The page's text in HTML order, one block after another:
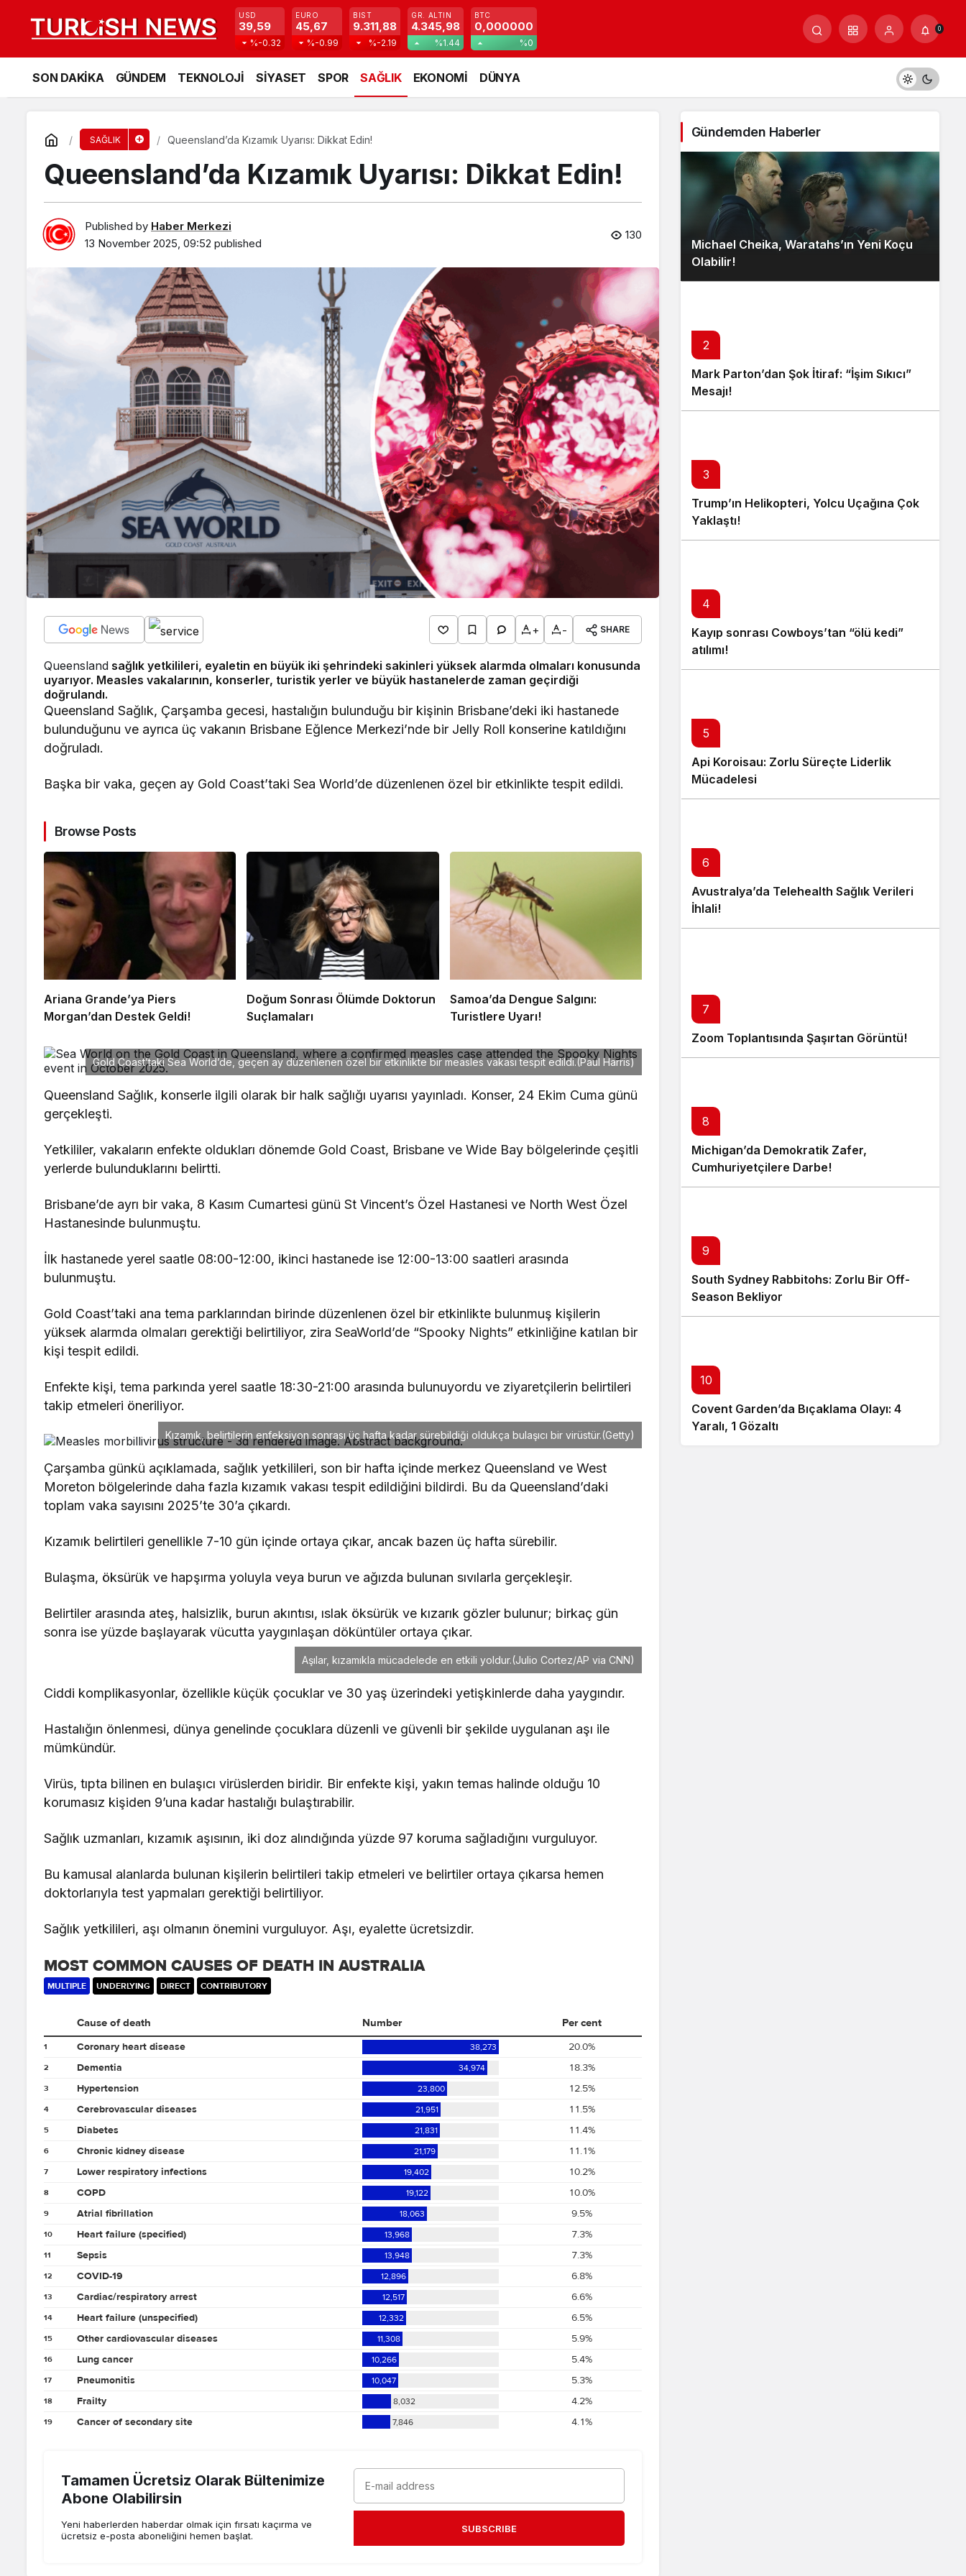
USD
39,59
%-0.32
EURO
45,67
%-0.99
BIST
9.311,88
%-2.19
GR. ALTIN
4.345,98
%1.44
BTC
0,000000
%0
0
SON DAKİKA GÜNDEM TEKNOLOJİ SİYASET SPOR SAĞLIK EKONOMİ DÜNYA
SAĞLIK Queensland’da Kızamık Uyarısı: Dikkat Edin!
Queensland’da Kızamık Uyarısı: Dikkat Edin!
Published by Haber Merkezi
13 November 2025, 09:52 published
130
+ - SHARE
Queensland sağlık yetkilileri, eyaletin en büyük iki şehrindeki sakinleri yüksek alarmda olmaları konusunda
uyarıyor. Measles vakalarının, konserler, turistik yerler ve büyük hastanelerde zaman geçirdiği
doğrulandı.
Queensland Sağlık, Çarşamba gecesi, hastalığın bulunduğu bir kişinin Brisbane’deki iki hastanede
bulunduğunu ve ayrıca üç vakanın Brisbane Eğlence Merkezi’nde bir Jelly Roll konserine katıldığını
doğruladı.
Başka bir vaka, geçen ay Gold Coast’taki Sea World’de düzenlenen özel bir etkinlikte tespit edildi.
Browse Posts
Ariana Grande’ya Piers
Morgan’dan Destek Geldi!
Doğum Sonrası Ölümde Doktorun
Suçlamaları
Samoa’da Dengue Salgını:
Turistlere Uyarı!
Gold Coast’taki Sea World’de, geçen ay düzenlenen özel bir etkinlikte bir measles vakası tespit edildi.(Paul Harris)
Queensland Sağlık, konserle ilgili olarak bir halk sağlığı uyarısı yayınladı. Konser, 24 Ekim Cuma günü
gerçekleşti.
Yetkililer, vakaların enfekte oldukları dönemde Gold Coast, Brisbane ve Wide Bay bölgelerinde çeşitli
yerlerde bulunduklarını belirtti.
Brisbane’de ayrı bir vaka, 8 Kasım Cumartesi günü St Vincent’s Özel Hastanesi ve North West Özel
Hastanesinde bulunmuştu.
İlk hastanede yerel saatle 08:00-12:00, ikinci hastanede ise 12:00-13:00 saatleri arasında
bulunmuştu.
Gold Coast’taki ana tema parklarından birinde düzenlenen özel bir etkinlikte bulunmuş kişilerin
yüksek alarmda olmaları gerektiği belirtiliyor, zira SeaWorld’de “Spooky Nights” etkinliğine katılan bir
kişi tespit edildi.
Enfekte kişi, tema parkında yerel saatle 18:30-21:00 arasında bulunuyordu ve ziyaretçilerin belirtileri
takip etmeleri öneriliyor.
Kızamık, belirtilerin enfeksiyon sonrası üç hafta kadar sürebildiği oldukça bulaşıcı bir virüstür.(Getty)
Çarşamba günkü açıklamada, sağlık yetkilileri, son bir hafta içinde merkez Queensland ve West
Moreton bölgelerinde daha fazla kızamık vakası tespit edildiğini bildirdi. Bu da Queensland’daki
toplam vaka sayısını 2025’te 30’a çıkardı.
Kızamık belirtileri genellikle 7-10 gün içinde ortaya çıkar, ancak bazen üç hafta sürebilir.
Bulaşma, öksürük ve hapşırma yoluyla veya burun ve ağızda bulunan sıvılarla gerçekleşir.
Belirtiler arasında ateş, halsizlik, burun akıntısı, ıslak öksürük ve kızarık gözler bulunur; birkaç gün
sonra ise yüzde başlayarak vücutta yaygınlaşan döküntüler ortaya çıkar.
Aşılar, kızamıkla mücadelede en etkili yoldur.(Julio Cortez/AP via CNN)
Ciddi komplikasyonlar, özellikle küçük çocuklar ve 30 yaş üzerindeki yetişkinlerde daha yaygındır.
Hastalığın önlenmesi, dünya genelinde çocuklara düzenli ve güvenli bir şekilde uygulanan aşı ile
mümkündür.
Virüs, tıpta bilinen en bulaşıcı virüslerden biridir. Bir enfekte kişi, yakın temas halinde olduğu 10
korumasız kişiden 9’una kadar hastalığı bulaştırabilir.
Sağlık uzmanları, kızamık aşısının, iki doz alındığında yüzde 97 koruma sağladığını vurguluyor.
Bu kamusal alanlarda bulunan kişilerin belirtileri takip etmeleri ve belirtiler ortaya çıkarsa hemen
doktorlarıyla test yapmaları gerektiği belirtiliyor.
Sağlık yetkilileri, aşı olmanın önemini vurguluyor. Aşı, eyalette ücretsizdir.
Tamamen Ücretsiz Olarak Bültenimize
Abone Olabilirsin
Yeni haberlerden haberdar olmak için fırsatı kaçırma ve
ücretsiz e-posta aboneliğini hemen başlat.
SUBSCRIBE
Gündemden Haberler
Michael Cheika, Waratahs’ın Yeni Koçu
Olabilir!
2
Mark Parton’dan Şok İtiraf: “İşim Sıkıcı”
Mesajı!
3
Trump’ın Helikopteri, Yolcu Uçağına Çok
Yaklaştı!
4
Kayıp sonrası Cowboys’tan “ölü kedi”
atılımı!
5
Api Koroisau: Zorlu Süreçte Liderlik
Mücadelesi
6
Avustralya’da Telehealth Sağlık Verileri
İhlali!
7
Zoom Toplantısında Şaşırtan Görüntü!
8
Michigan’da Demokratik Zafer,
Cumhuriyetçilere Darbe!
9
South Sydney Rabbitohs: Zorlu Bir Off-
Season Bekliyor
10
Covent Garden’da Bıçaklama Olayı: 4
Yaralı, 1 Gözaltı